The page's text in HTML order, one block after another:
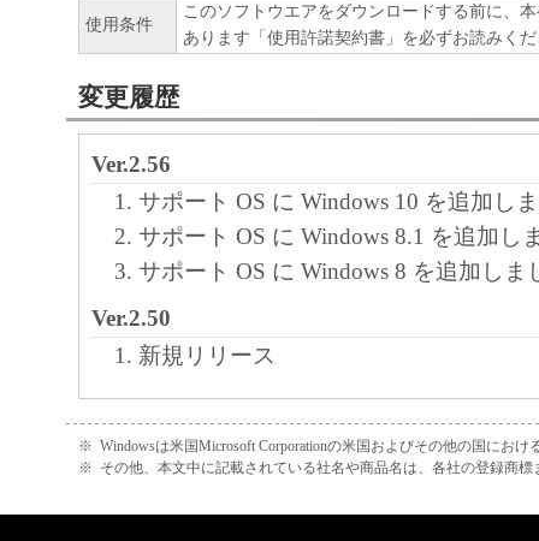
使用条件
このソフトウエアをダウンロードする前に、
あります「使用許諾契約書」を必ずお読みく
変更履歴
Ver.2.56
サポート OS に Windows 10 を追加し
サポート OS に Windows 8.1 を追加し
サポート OS に Windows 8 を追加しま
Ver.2.50
新規リリース
※ Windowsは米国Microsoft Corporationの米国およびその他の国におけ
※ その他、本文中に記載されている社名や商品名は、各社の登録商標